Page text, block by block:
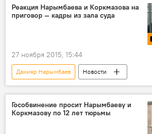
Хаджимурат Коркмазов
Генеральная прокуратура
Реакция Нарымбаева и Коркмазова на
приговор — кадры из зала суда
27 ноября 2015, 15:44
Данияр Нарымбаев
Новости
Кыргызстан
видео
Общество
Бишкек
Хаджимурат Коркмазов
Абдразак Боромбаев
мошенничество
Гособвинение просит Нарымбаеву и
Коркмазову по 12 лет тюрьмы